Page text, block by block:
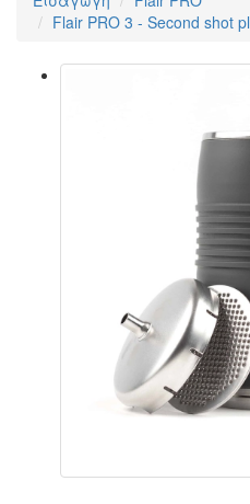
Flair PRO 3 - Second shot